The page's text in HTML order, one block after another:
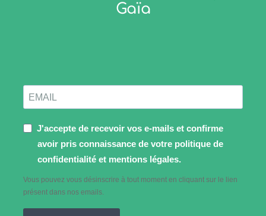
Gaïa
J'accepte de recevoir vos e-mails et confirme
avoir pris connaissance de votre politique de
confidentialité et mentions légales.
Vous pouvez vous désinscrire à tout moment en cliquant sur le lien
présent dans nos emails.